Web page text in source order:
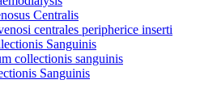
Centralis
centrales peripherice inserti
Sanguinis
collectionis sanguinis
Sanguinis